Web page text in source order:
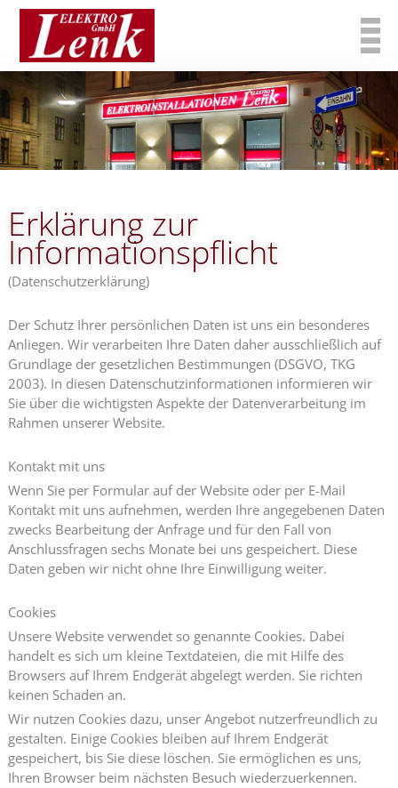
Erklärung zur
Informationspflicht
(Datenschutzerklärung)
Der Schutz Ihrer persönlichen Daten ist uns ein besonderes
Anliegen. Wir verarbeiten Ihre Daten daher ausschließlich auf
Grundlage der gesetzlichen Bestimmungen (DSGVO, TKG
2003). In diesen Datenschutzinformationen informieren wir
Sie über die wichtigsten Aspekte der Datenverarbeitung im
Rahmen unserer Website.
Kontakt mit uns
Wenn Sie per Formular auf der Website oder per E-Mail
Kontakt mit uns aufnehmen, werden Ihre angegebenen Daten
zwecks Bearbeitung der Anfrage und für den Fall von
Anschlussfragen sechs Monate bei uns gespeichert. Diese
Daten geben wir nicht ohne Ihre Einwilligung weiter.
Cookies
Unsere Website verwendet so genannte Cookies. Dabei
handelt es sich um kleine Textdateien, die mit Hilfe des
Browsers auf Ihrem Endgerät abgelegt werden. Sie richten
keinen Schaden an.
Wir nutzen Cookies dazu, unser Angebot nutzerfreundlich zu
gestalten. Einige Cookies bleiben auf Ihrem Endgerät
gespeichert, bis Sie diese löschen. Sie ermöglichen es uns,
Ihren Browser beim nächsten Besuch wiederzuerkennen.